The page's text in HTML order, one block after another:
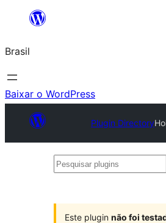
o
conteúdo
Brasil
Baixar o WordPress
Plugin Directory
Pesquisar
Este plugin não foi